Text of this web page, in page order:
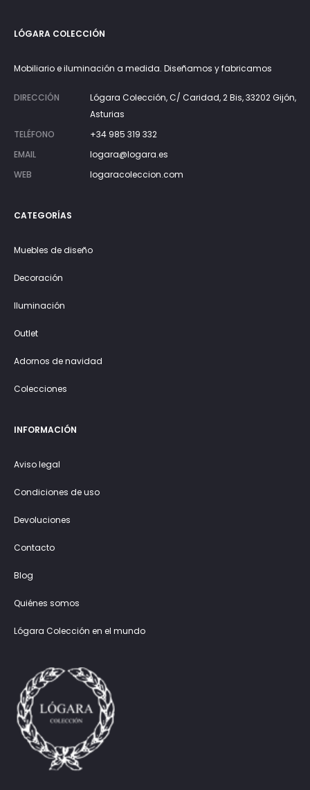
LÓGARA COLECCIÓN
Mobiliario e iluminación a medida. Diseñamos y fabricamos
DIRECCIÓN
Lógara Colección, C/ Caridad, 2 Bis, 33202 Gijón,
Asturias
TELÉFONO
+34 985 319 332
EMAIL
logara@logara.es
WEB
logaracoleccion.com
CATEGORÍAS
Muebles de diseño
Decoración
Iluminación
Outlet
Adornos de navidad
Colecciones
INFORMACIÓN
Aviso legal
Condiciones de uso
Devoluciones
Contacto
Blog
Quiénes somos
Lógara Colección en el mundo